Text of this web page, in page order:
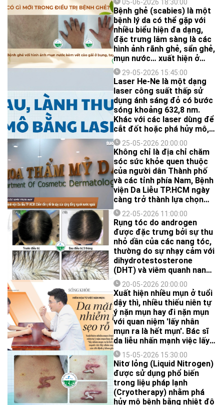
05-06-2026 18:30:00
Bệnh ghẻ (scabies) là một
bệnh lý da có thể gặp với
nhiều biểu hiện đa dạng,
đặc trưng lâm sàng là các
hình ảnh rãnh ghẻ, sẩn ghẻ,
mụn nước… xuất hiện ở
vùng tay, bụng, sinh dục…
Bệnh ghẻ gây ra tình trạng
ngứa dữ dội về đêm, dễ lây
lan cho những người trong
cùng một gia đình. Việc
chẩn đoán và điều trị ghẻ
hiện nay vẫn còn nhiều
thách thức, đòi hỏi sự kết
hợp giữa đánh giá lâm
sàng, các phương tiện hỗ
trợ chẩn đoán và việc tuân
thủ các nguyên tắc điều trị
cơ bản
29-05-2026 15:45:00
Laser He-Ne là một dạng
laser công suất thấp sử
dụng ánh sáng đỏ có bước
sóng khoảng 632,8 nm.
Khác với các laser dùng để
cắt đốt hoặc phá hủy mô,
laser He-Ne hoạt động chủ
yếu thông qua cơ chế điều
biến sinh học- tức là dùng
ánh sáng để tác động lên
hoạt động tế bào.
25-05-2026 20:00:00
Không chỉ là địa chỉ chăm
sóc sức khỏe quen thuộc
của người dân Thành phố
và các tỉnh phía Nam, Bệnh
viện Da Liễu TP.HCM ngày
càng trở thành lựa chọn
đáng tin cậy của cộng
đồng người nước ngoài
đang sinh sống, làm việc và
du lịch tại Việt Nam.
22-05-2026 11:00:00
Rụng tóc do androgen
được đặc trưng bởi sự thu
nhỏ dần của các nang tóc,
thường do sự nhạy cảm với
dihydrotestosterone
(DHT) và viêm quanh nang
tóc. Trong khi các phương
pháp điều trị truyền thống
như minoxidil và finasteride
mang lại hiệu quả nhất
định, tiêm BTX tác động
thông qua cải thiện lưu
thông máu trên da đầu và
giảm tổn thương nang tóc
liên quan đến DHT, mang
đến một hướng điều trị
mới theo kết quả của một
nghiên cứu được công bố
trên tạp chí Dermatologic
20-05-2026 20:00:00
Xuất hiện nhiều mụn ở tuổi
dậy thì, nhiều thiếu niên tự
ý nặn mụn hay đi nặn mụn
với quan niệm 'lấy nhân
mụn ra là hết mụn'. Bác sĩ
da liễu nhấn mạnh việc lấy
nhân mụn cần được thực
hiện theo các chỉ định y
khoa phù hợp.
15-05-2026 15:30:00
Nitơ lỏng (Liquid Nitrogen)
được sử dụng phổ biến
trong liệu pháp lạnh
(Cryotherapy) nhằm phá
hủy mô bệnh bằng nhiệt độ